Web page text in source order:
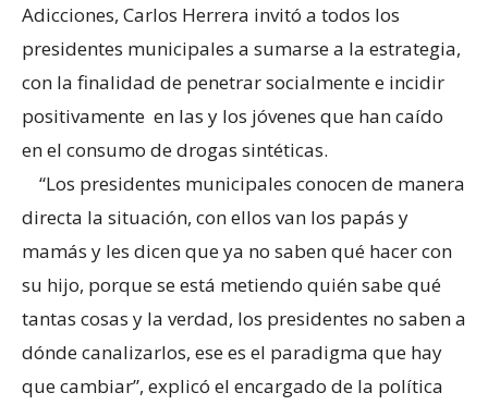
Adicciones, Carlos Herrera invitó a todos los
presidentes municipales a sumarse a la estrategia,
con la finalidad de penetrar socialmente e incidir
positivamente en las y los jóvenes que han caído
en el consumo de drogas sintéticas.
“Los presidentes municipales conocen de manera
directa la situación, con ellos van los papás y
mamás y les dicen que ya no saben qué hacer con
su hijo, porque se está metiendo quién sabe qué
tantas cosas y la verdad, los presidentes no saben a
dónde canalizarlos, ese es el paradigma que hay
que cambiar”, explicó el encargado de la política